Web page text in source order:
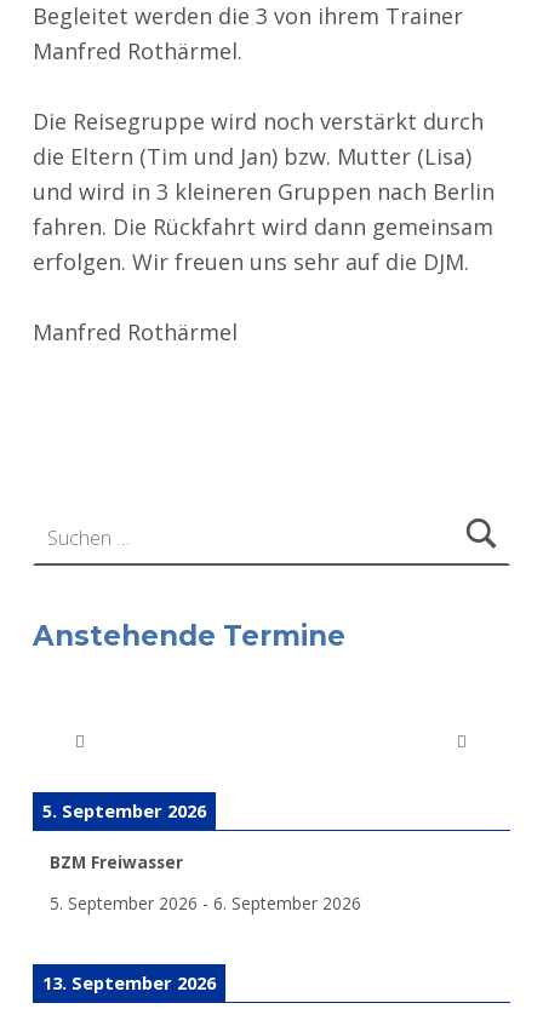
Begleitet werden die 3 von ihrem Trainer
Manfred Rothärmel.
Die Reisegruppe wird noch verstärkt durch
die Eltern (Tim und Jan) bzw. Mutter (Lisa)
und wird in 3 kleineren Gruppen nach Berlin
fahren. Die Rückfahrt wird dann gemeinsam
erfolgen. Wir freuen uns sehr auf die DJM.
Manfred Rothärmel
Anstehende Termine
5. September 2026
BZM Freiwasser
5. September 2026 - 6. September 2026
13. September 2026